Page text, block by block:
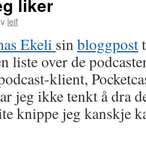
liker
leif
Ekeli sinbloggpost
liste over de
klient,
jeg ikke tenkt å dra
knippe jeg kanskje